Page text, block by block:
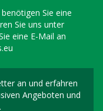
Sie eine
Sie uns unter
eine E-Mail an
an und erfahren
Angeboten und
Sie sich für